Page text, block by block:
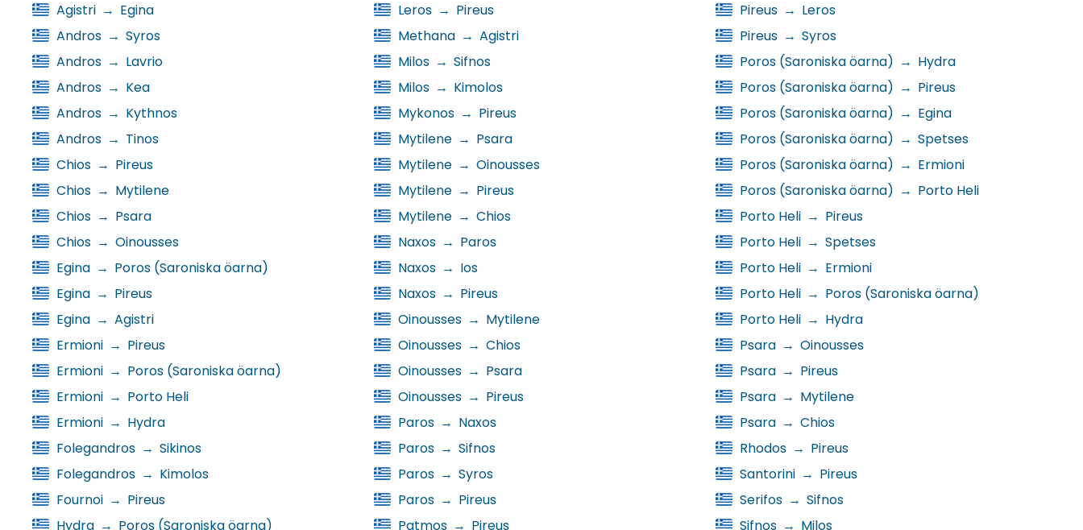
Agistri → Egina
Andros → Syros
Andros → Lavrio
Andros → Kea
Andros → Kythnos
Andros → Tinos
Chios → Pireus
Chios → Mytilene
Chios → Psara
Chios → Oinousses
Egina → Poros (Saroniska öarna)
Egina → Pireus
Egina → Agistri
Ermioni → Pireus
Ermioni → Poros (Saroniska öarna)
Ermioni → Porto Heli
Ermioni → Hydra
Folegandros → Sikinos
Folegandros → Kimolos
Fournoi → Pireus
Hydra → Poros (Saroniska öarna)
Leros → Pireus
Methana → Agistri
Milos → Sifnos
Milos → Kimolos
Mykonos → Pireus
Mytilene → Psara
Mytilene → Oinousses
Mytilene → Pireus
Mytilene → Chios
Naxos → Paros
Naxos → Ios
Naxos → Pireus
Oinousses → Mytilene
Oinousses → Chios
Oinousses → Psara
Oinousses → Pireus
Paros → Naxos
Paros → Sifnos
Paros → Syros
Paros → Pireus
Patmos → Pireus
Pireus → Leros
Pireus → Syros
Poros (Saroniska öarna) → Hydra
Poros (Saroniska öarna) → Pireus
Poros (Saroniska öarna) → Egina
Poros (Saroniska öarna) → Spetses
Poros (Saroniska öarna) → Ermioni
Poros (Saroniska öarna) → Porto Heli
Porto Heli → Pireus
Porto Heli → Spetses
Porto Heli → Ermioni
Porto Heli → Poros (Saroniska öarna)
Porto Heli → Hydra
Psara → Oinousses
Psara → Pireus
Psara → Mytilene
Psara → Chios
Rhodos → Pireus
Santorini → Pireus
Serifos → Sifnos
Sifnos → Milos